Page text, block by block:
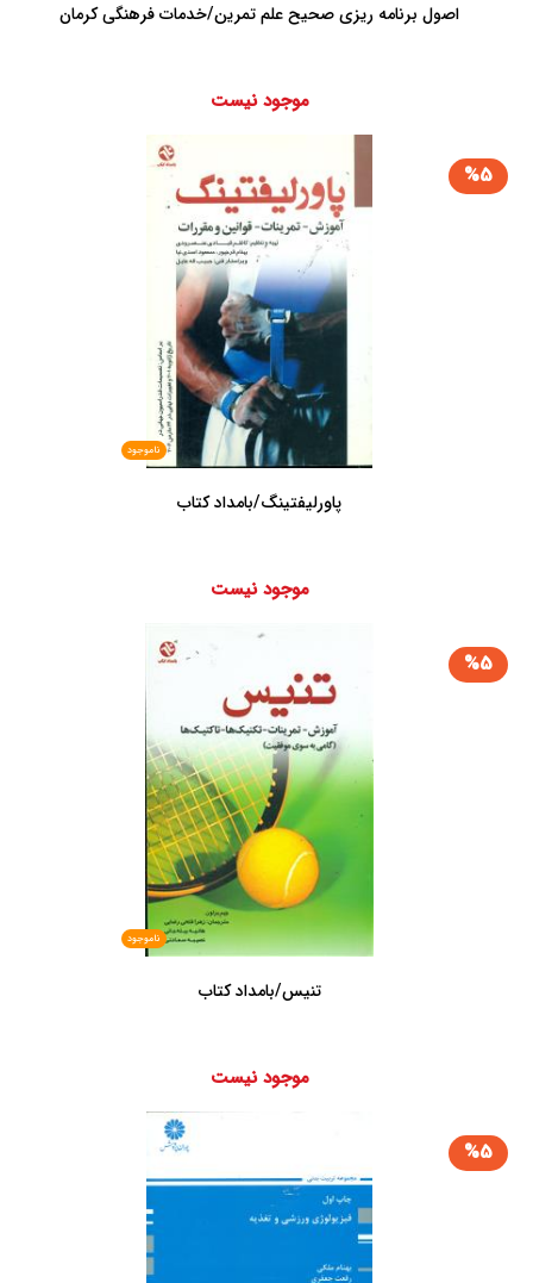
اصول برنامه ریزی صحیح علم تمرین/خدمات فرهنگی کرمان
موجود نیست
%5
ناموجود
پاورلیفتینگ/بامداد کتاب
موجود نیست
%5
ناموجود
تنیس/بامداد کتاب
موجود نیست
%5